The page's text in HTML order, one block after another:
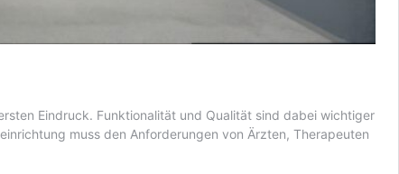
Eindruck. Funktionalität und Qualität sind dabei wichtiger
muss den Anforderungen von Ärzten, Therapeuten